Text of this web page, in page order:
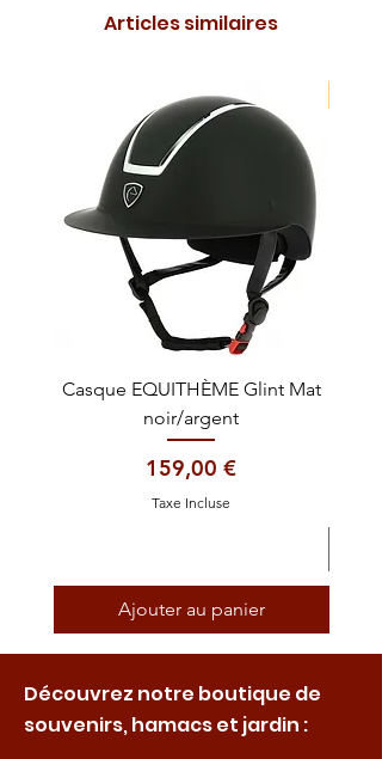
Articles similaires
Casque EQUITHÈME Glint Mat
noir/argent
Prix
159,00 €
Taxe Incluse
Ajouter au panier
Découvrez notre boutique de
souvenirs, hamacs et jardin :